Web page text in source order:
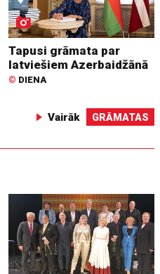
Tapusi grāmata par
latviešiem Azerbaidžānā
© DIENA
Vairāk GRĀMATAS